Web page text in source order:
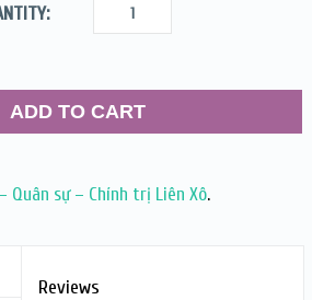
ADD TO CART
Quân sự – Chính trị Liên Xô.
Reviews